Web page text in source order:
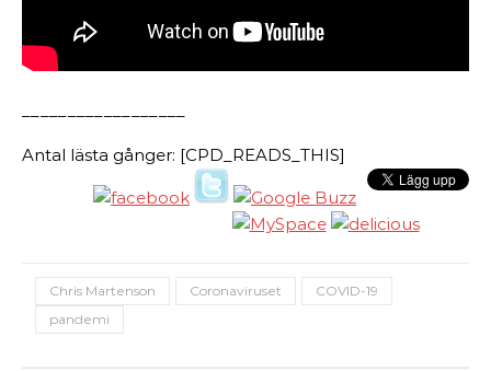
Antal lästa gånger: [CPD_READS_THIS]
Chris Martenson Coronaviruset
COVID-19
pandemi